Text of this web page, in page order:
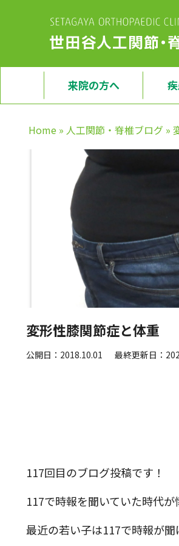
来院の方へ
Home » 人工関節・脊椎ブログ »
変形性膝関節症と体重
公開日：2018.10.01 最終更新日：
117回目のブログ投稿です！
117で時報を聞いていた時代が
最近の若い子は117で時報が